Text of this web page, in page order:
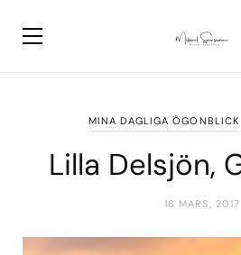
MINA DAGLIGA ÖGONBLICK
Lilla Delsjön,
16 MARS, 2017